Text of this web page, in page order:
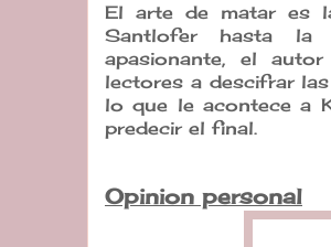
El arte de matar es
Santlofer hasta la
apasionante, el
lectores a descifrar
lo que le acontece a
predecir el final.
Opinion personal